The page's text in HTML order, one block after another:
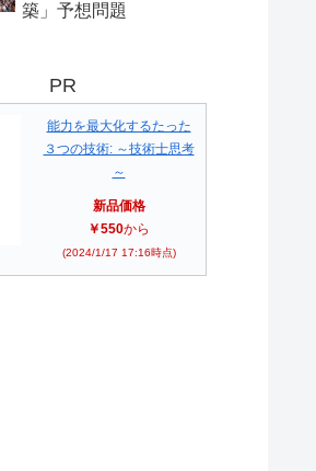
築」予想問題
PR
能力を最大化するたった
３つの技術: ～技術士思考
～
新品価格
￥550から
(2024/1/17 17:16時点)